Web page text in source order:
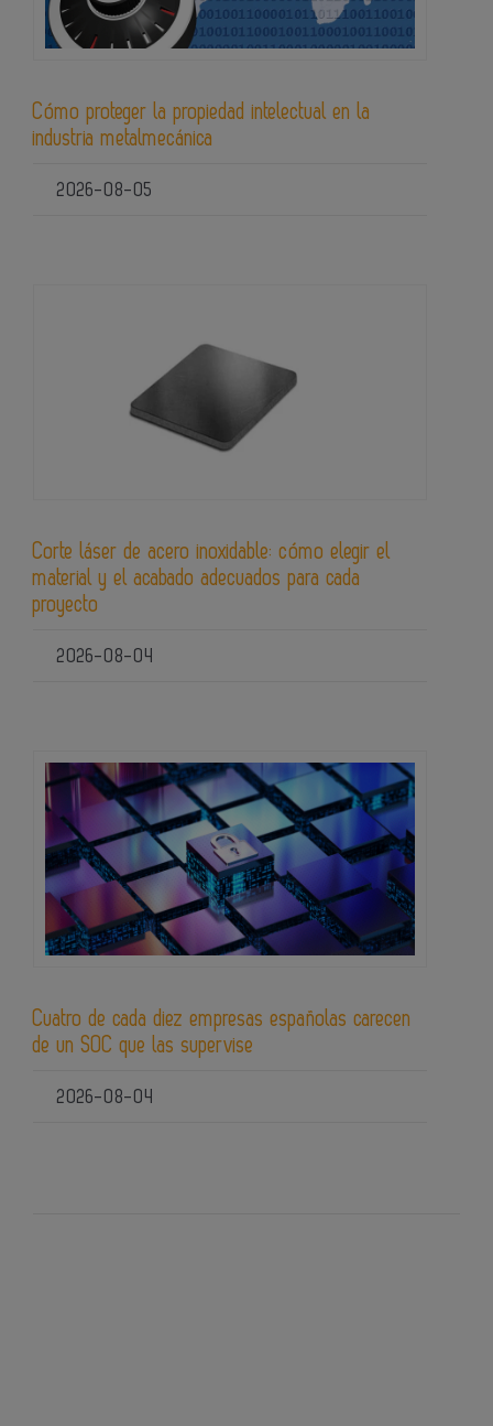
Cómo proteger la propiedad intelectual en la
industria metalmecánica
2026-08-05
Corte láser de acero inoxidable: cómo elegir el
material y el acabado adecuados para cada
proyecto
2026-08-04
Cuatro de cada diez empresas españolas carecen
de un SOC que las supervise
2026-08-04